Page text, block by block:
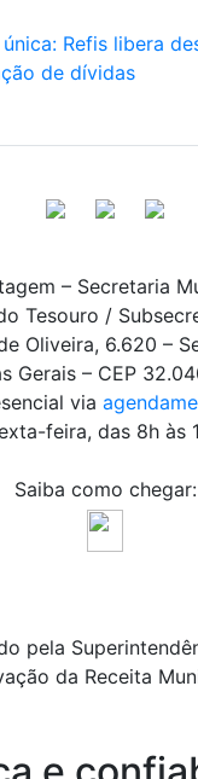
Refis libera
de dívidas
– Secretaria
Tesouro /
Oliveira, 6.620 –
Gerais – CEP
via
feira, das 8h às
Saiba como chegar:
pela
da Receita